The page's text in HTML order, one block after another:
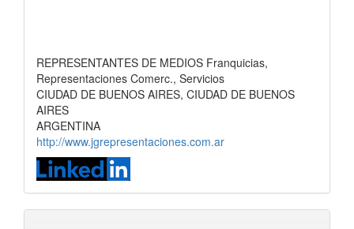
REPRESENTANTES DE MEDIOS Franquicias,
Representaciones Comerc., Servicios
CIUDAD DE BUENOS AIRES, CIUDAD DE BUENOS
AIRES
ARGENTINA
http://www.jgrepresentaciones.com.ar